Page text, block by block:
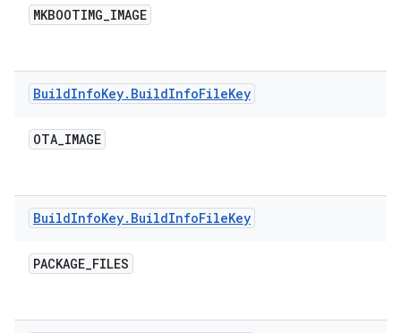
MKBOOTIMG_IMAGE
BuildInfoKey. BuildInfoFileKey
OTA_IMAGE
BuildInfoKey. BuildInfoFileKey
PACKAGE_FILES